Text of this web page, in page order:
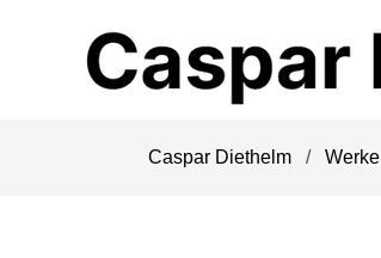
überspringen
Caspar Diethelm Werke